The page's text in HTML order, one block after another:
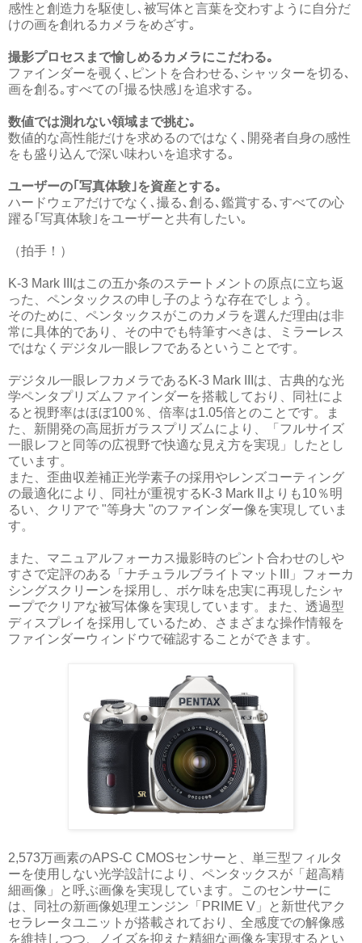
感性と創造力を駆使し､被写体と言葉を交わすように自分だ
けの画を創れるカメラをめざす｡
撮影プロセスまで愉しめるカメラにこだわる｡
ファインダーを覗く､ピントを合わせる､シャッターを切る､
画を創る｡すべての｢撮る快感｣を追求する｡
数値では測れない領域まで挑む｡
数値的な高性能だけを求めるのではなく､開発者自身の感性
をも盛り込んで深い味わいを追求する｡
ユーザーの｢写真体験｣を資産とする｡
ハードウェアだけでなく､撮る､創る､鑑賞する､すべての心
躍る｢写真体験｣をユーザーと共有したい｡
（拍手！）
K-3 Mark IIIはこの五か条のステートメントの原点に立ち返
った、ペンタックスの申し子のような存在でしょう。
そのために、ペンタックスがこのカメラを選んだ理由は非
常に具体的であり、その中でも特筆すべきは、ミラーレス
ではなくデジタル一眼レフであるということです。
デジタル一眼レフカメラであるK-3 Mark IIIは、古典的な光
学ペンタプリズムファインダーを搭載しており、同社によ
ると視野率はほぼ100％、倍率は1.05倍とのことです。ま
た、新開発の高屈折ガラスプリズムにより、「フルサイズ
一眼レフと同等の広視野で快適な見え方を実現」したとし
ています。
また、歪曲収差補正光学素子の採用やレンズコーティング
の最適化により、同社が重視するK-3 Mark IIよりも10％明
るい、クリアで "等身大 "のファインダー像を実現していま
す。
また、マニュアルフォーカス撮影時のピント合わせのしや
すさで定評のある「ナチュラルブライトマットIII」フォーカ
シングスクリーンを採用し、ボケ味を忠実に再現したシャ
ープでクリアな被写体像を実現しています。また、透過型
ディスプレイを採用しているため、さまざまな操作情報を
ファインダーウィンドウで確認することができます。
2,573万画素のAPS-C CMOSセンサーと、単三型フィルタ
ーを使用しない光学設計により、ペンタックスが「超高精
細画像」と呼ぶ画像を実現しています。このセンサーに
は、同社の新画像処理エンジン「PRIME V」と新世代アク
セラレータユニットが搭載されており、全感度での解像感
を維持しつつ、ノイズを抑えた精細な画像を実現するとい